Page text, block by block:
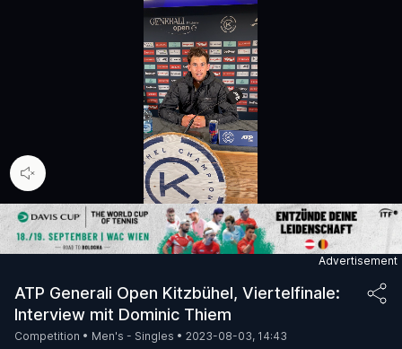
00:09 02:30
ATP Generali Open Kitzbühel, Viertelfinale:
Interview mit Dominic Thiem
Competition • Men's - Singles • 2023-08-03, 14:43